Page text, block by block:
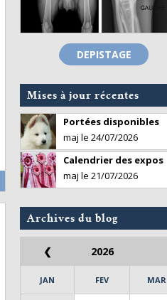
DEPISTAGE
Mises à jour récentes
Portées disponibles
maj le 24/07/2026
Calendrier des expos
maj le 21/07/2026
Archives du blog
❮ 2026
JAN FEV MAR